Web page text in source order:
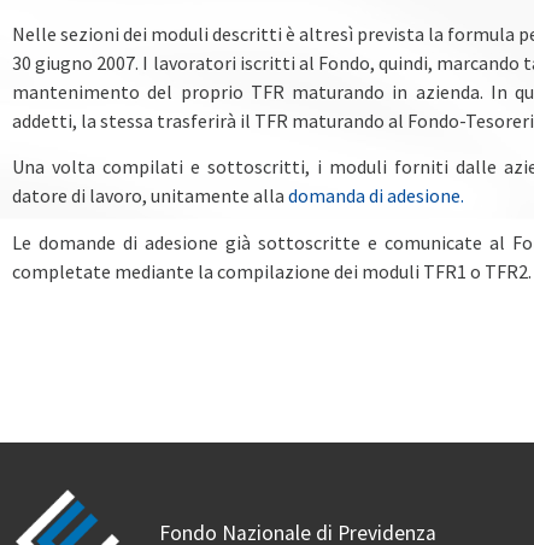
Nelle sezioni dei moduli descritti è altresì prevista la formula
30 giugno 2007. I lavoratori iscritti al Fondo, quindi,
mantenimento del proprio TFR maturando in azienda. In
addetti, la stessa trasferirà il TFR maturando al Fondo-
Una volta compilati e sottoscritti, i moduli forniti dalle
datore di lavoro, unitamente alla domanda di adesione.
Le domande di adesione già sottoscritte e comunicate al
completate mediante la compilazione dei moduli TFR1 o TFR2.
Fondo Nazionale di Previdenza